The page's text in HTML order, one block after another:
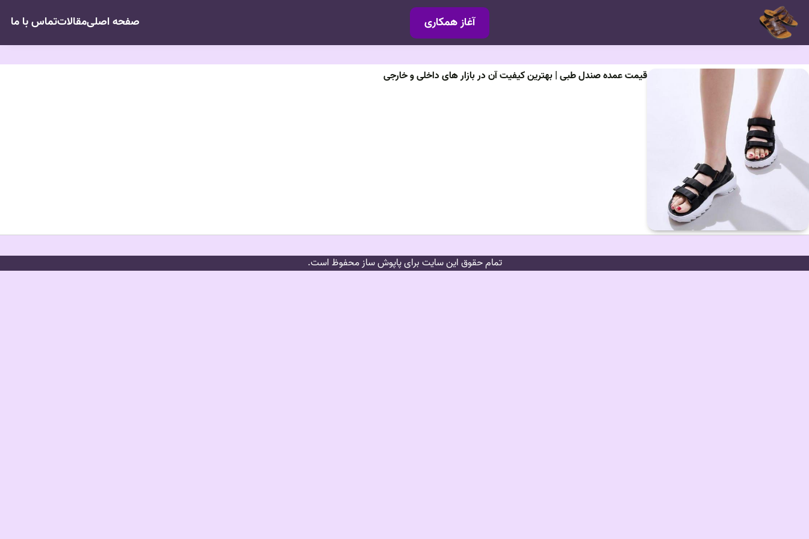
آغاز همکاری صفحه اصلیمقالاتتماس با ما
قیمت عمده صندل طبی | بهترین کیفیت آن در بازار های داخلی و خارجی
تمام حقوق این سایت برای پاپوش ساز محفوظ است.